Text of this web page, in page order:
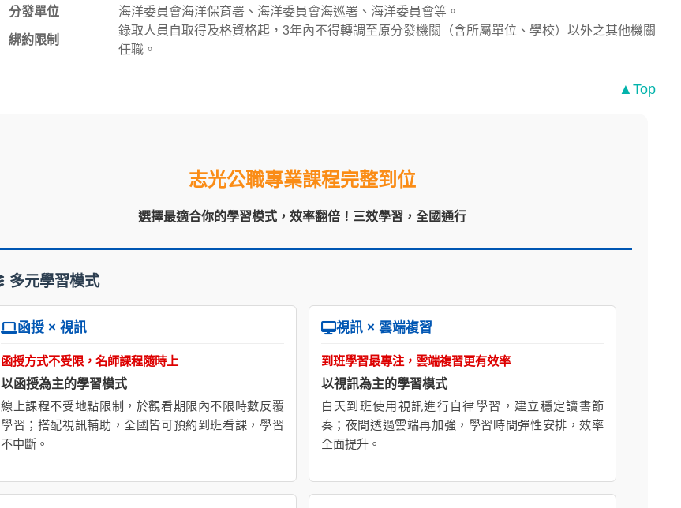
分發單位
海洋委員會海洋保育署、海洋委員會海巡署、海洋委員會等。
綁約限制
錄取人員自取得及格資格起，3年內不得轉調至原分發機關（含所屬單位、學校）以外之其他機關
任職。
▲Top
志光公職專業課程完整到位
選擇最適合你的學習模式，效率翻倍！三效學習，全國通行
多元學習模式
函授 × 視訊
函授方式不受限，名師課程隨時上
以函授為主的學習模式
線上課程不受地點限制，於觀看期限內不限時數反覆
學習；搭配視訊輔助，全國皆可預約到班看課，學習
不中斷。
視訊 × 雲端複習
到班學習最專注，雲端複習更有效率
以視訊為主的學習模式
白天到班使用視訊進行自律學習，建立穩定讀書節
奏；夜間透過雲端再加強，學習時間彈性安排，效率
全面提升。